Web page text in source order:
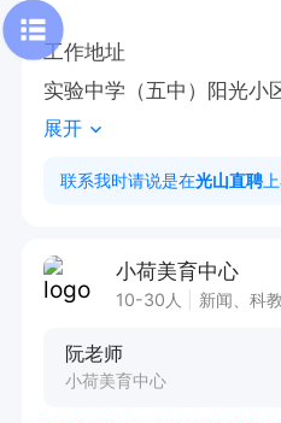
工作地址
实验中学（五中）阳光小
有意者可以主动投递简历
展开
联系我时请说是在光山直聘
小荷美育中心
10-30人 新闻、科
阮老师
小荷美育中心